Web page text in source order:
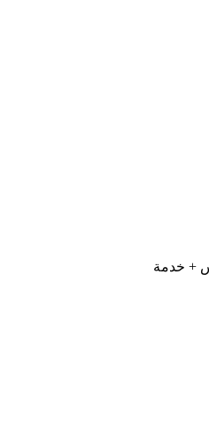
+ خدمة